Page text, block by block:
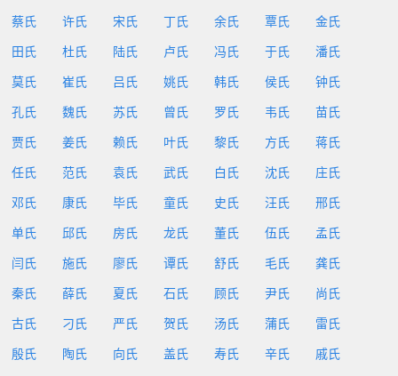
蔡氏 许氏 宋氏 丁氏 余氏 覃氏 金氏
田氏 杜氏 陆氏 卢氏 冯氏 于氏 潘氏
莫氏 崔氏 吕氏 姚氏 韩氏 侯氏 钟氏
孔氏 魏氏 苏氏 曾氏 罗氏 韦氏 苗氏
贾氏 姜氏 赖氏 叶氏 黎氏 方氏 蒋氏
任氏 范氏 袁氏 武氏 白氏 沈氏 庄氏
邓氏 康氏 毕氏 童氏 史氏 汪氏 邢氏
单氏 邱氏 房氏 龙氏 董氏 伍氏 孟氏
闫氏 施氏 廖氏 谭氏 舒氏 毛氏 龚氏
秦氏 薛氏 夏氏 石氏 顾氏 尹氏 尚氏
古氏 刁氏 严氏 贺氏 汤氏 蒲氏 雷氏
殷氏 陶氏 向氏 盖氏 寿氏 辛氏 戚氏